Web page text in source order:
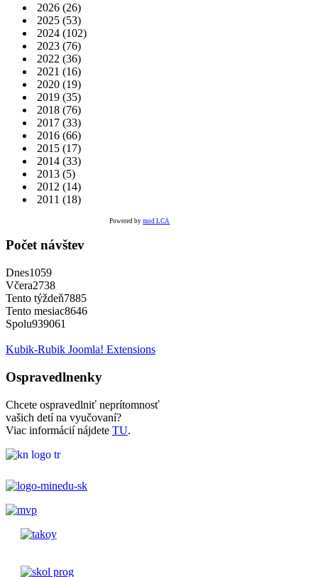
2026 (26)
2025 (53)
2024 (102)
2023 (76)
2022 (36)
2021 (16)
2020 (19)
2019 (35)
2018 (76)
2017 (33)
2016 (66)
2015 (17)
2014 (33)
2013 (5)
2012 (14)
2011 (18)
Powered bymod LCA
Počet návštev
Dnes1059
Včera2738
Tento týždeň7885
Tento mesiac8646
Spolu939061
Kubik-Rubik Joomla! Extensions
Ospravedlnenky
Chcete ospravedlniť neprítomnosť
vašich detí na vyučovaní?
Viac informácií nájdete TU.